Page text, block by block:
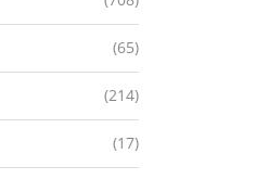
(65)
(214)
(17)